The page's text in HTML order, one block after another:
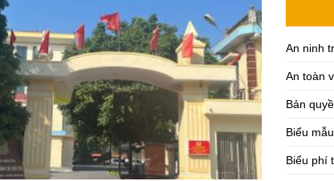
An ninh
An toàn
Bản
Biểu mẫu
Biểu phí